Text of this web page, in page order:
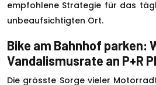
empfohlene Strategie für das
unbeaufsichtigten Ort.
Bike am Bahnhof parken:
Vandalismusrate an P+R
Die grösste Sorge vieler